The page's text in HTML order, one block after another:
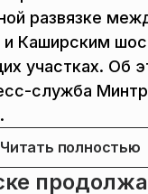
развязке
Каширским
участках. Об
служба
Читать полностью